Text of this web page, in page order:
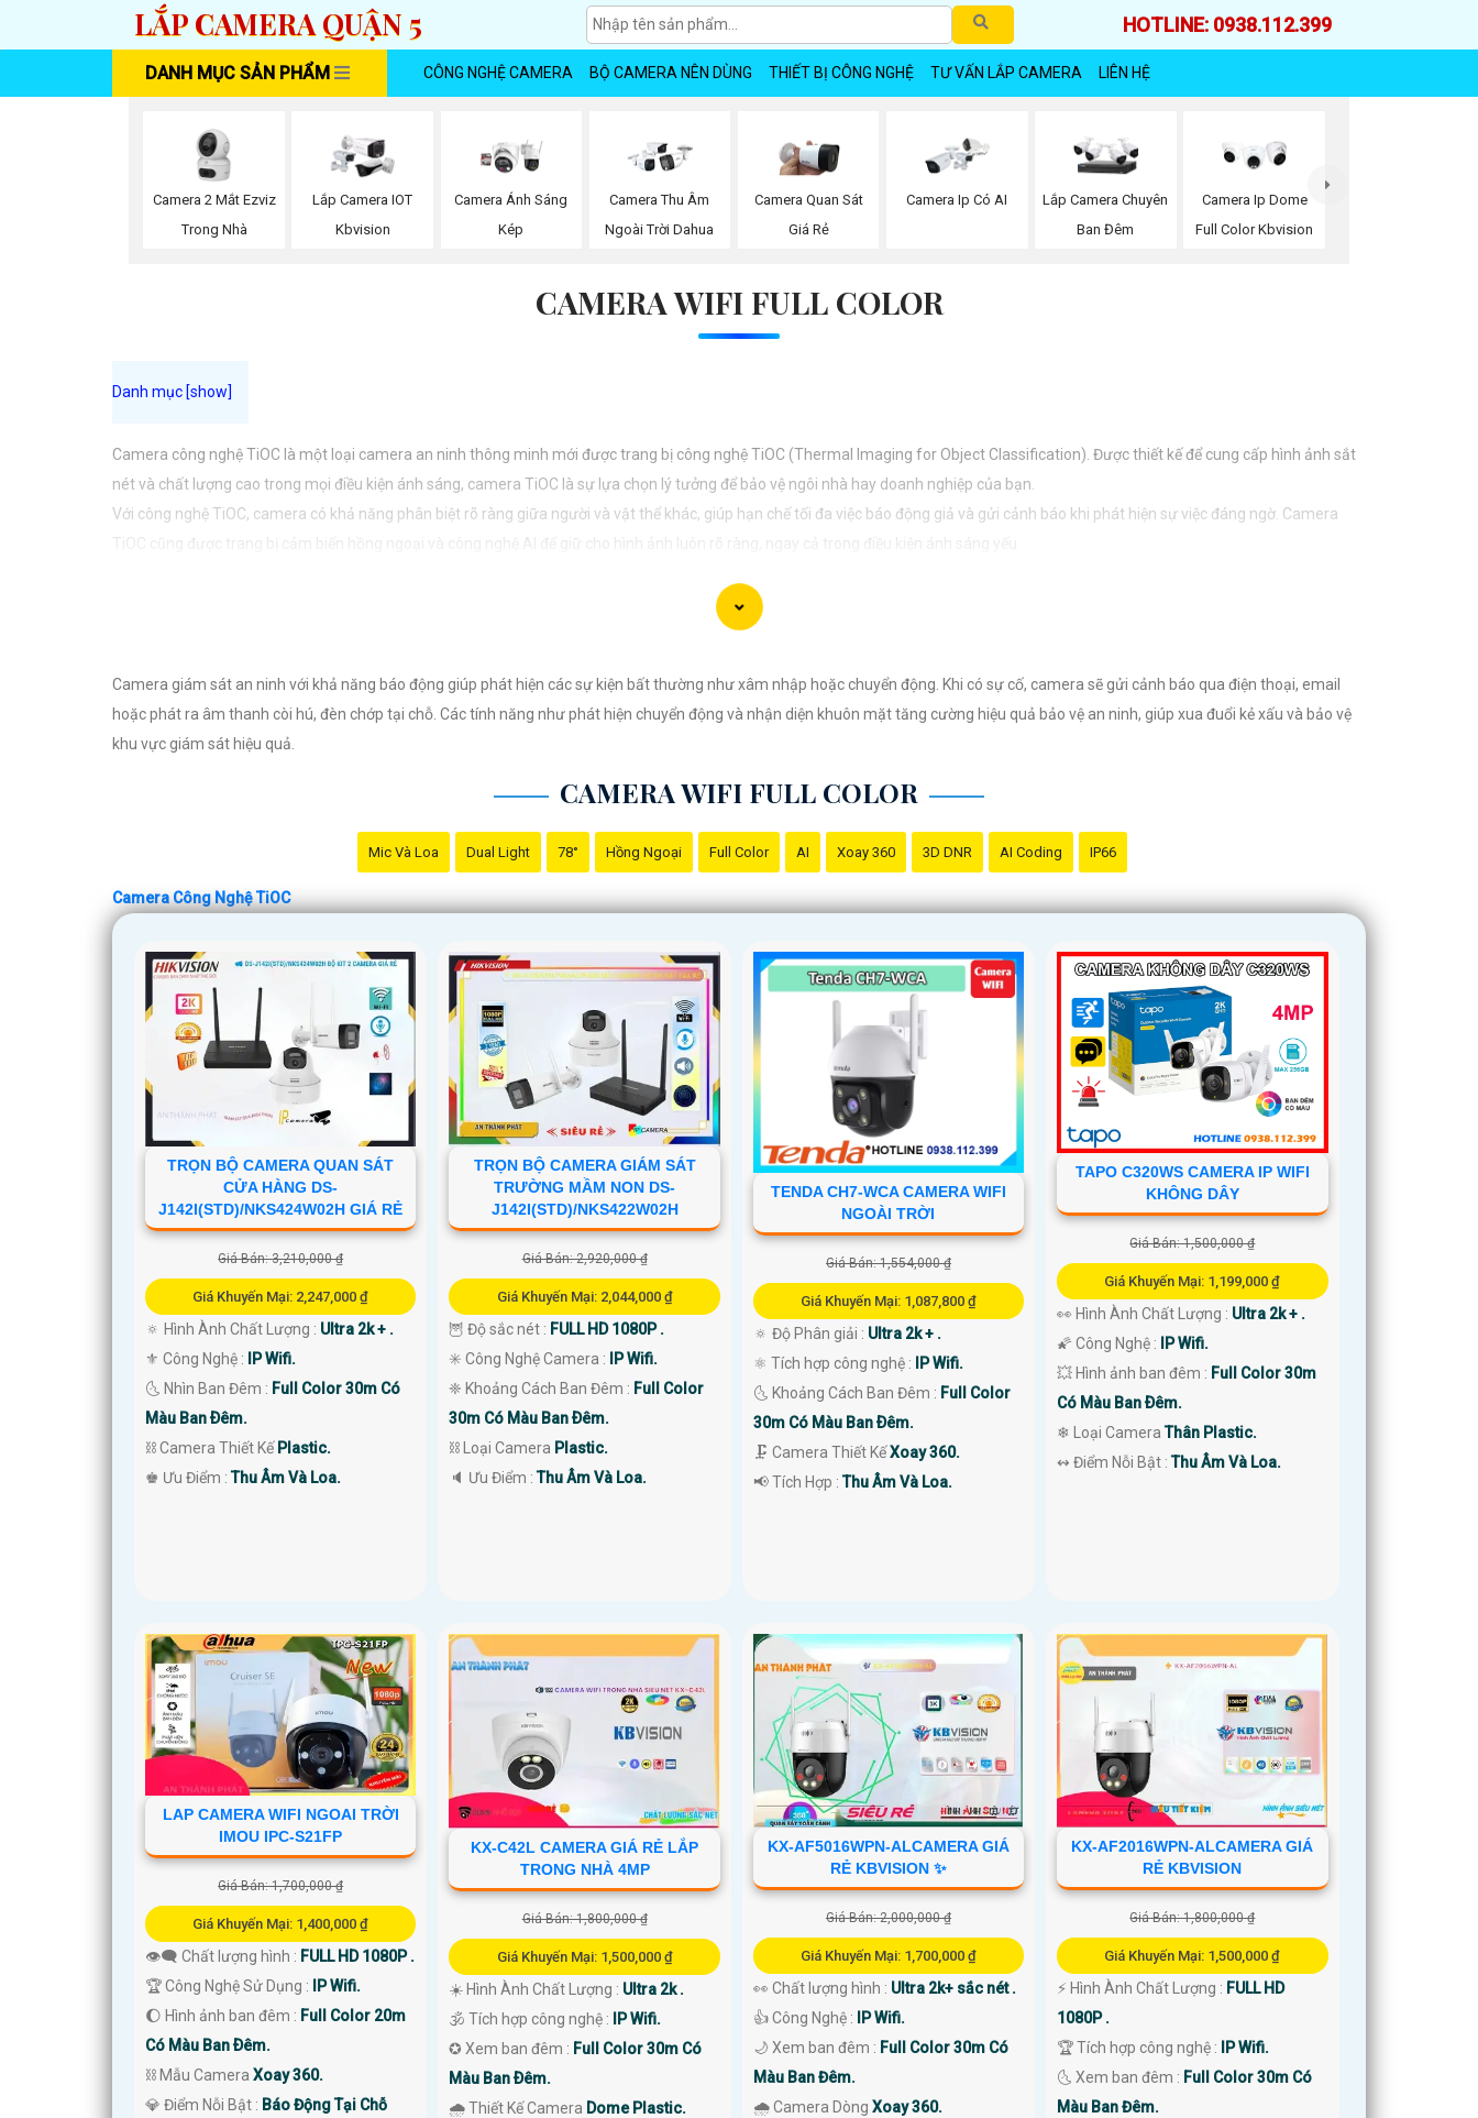
LẮP CAMERA QUẬN 5 HOTLINE: 0938.112.399
DANH MỤC SẢN PHẨM CÔNG NGHỆ CAMERA BỘ CAMERA NÊN DÙNG THIẾT BỊ CÔNG NGHỆ TƯ VẤN LẮP CAMERA LIÊN HỆ
Camera 2 Mắt Ezviz
Trong Nhà
Lắp Camera IOT
Kbvision
Camera Ánh Sáng
Kép
Camera Thu Âm
Ngoài Trời Dahua
Camera Quan Sát
Giá Rẻ
Camera Ip Có AI
Lắp Camera Chuyên
Ban Đêm
Camera Ip Dome
Full Color Kbvision
CAMERA WIFI FULL COLOR
Camera công nghệ TiOC là một loại camera an ninh thông minh mới được trang bị công nghệ TiOC (Thermal Imaging for Object Classification). Được thiết kế để cung cấp hình ảnh sắt
nét và chất lượng cao trong mọi điều kiện ánh sáng, camera TiOC là sự lựa chọn lý tưởng để bảo vệ ngôi nhà hay doanh nghiệp của bạn.
Với công nghệ TiOC, camera có khả năng phân biệt rõ ràng giữa người và vật thể khác, giúp hạn chế tối đa việc báo động giả và gửi cảnh báo khi phát hiện sự việc đáng ngờ. Camera
TiOC cũng được trang bị cảm biến hồng ngoại và công nghệ AI để giữ cho hình ảnh luôn rõ ràng, ngay cả trong điều kiện ánh sáng yếu.
tính năng kết nối mạng thông qua ứng dụng di động cũng giúp bạn dễ dàng kiểm soát và quản lý từ xa mọi thứ một cách thuận tiện.
Camera giám sát an ninh với khả năng báo động giúp phát hiện các sự kiện bất thường như xâm nhập hoặc chuyển động. Khi có sự cố, camera sẽ gửi cảnh báo qua điện thoại, email
hoặc phát ra âm thanh còi hú, đèn chớp tại chỗ. Các tính năng như phát hiện chuyển động và nhận diện khuôn mặt tăng cường hiệu quả bảo vệ an ninh, giúp xua đuổi kẻ xấu và bảo vệ
khu vực giám sát hiệu quả.
CAMERA WIFI FULL COLOR
Mic Và Loa Dual Light 78° Hồng Ngoại Full Color AI Xoay 360 3D DNR AI Coding IP66
Camera Công Nghệ TiOC
TRỌN BỘ CAMERA QUAN SÁT
CỬA HÀNG DS-
J142I(STD)/NKS424W02H GIÁ RẺ
Giá Bán: 3,210,000 ₫
Giá Khuyến Mại: 2,247,000 ₫
🔅 Hình Ành Chất Lượng : Ultra 2k + .
⚜️ Công Nghệ :
IP Wifi.
🌜 Nhìn Ban Đêm : Full Color 30m Có
Màu Ban Ðêm.
⛓ Camera Thiết Kế Plastic.
️♚ Ưu Điểm :Thu Âm Và Loa.
TRỌN BỘ CAMERA GIÁM SÁT
TRƯỜNG MẦM NON DS-
J142I(STD)/NKS422W02H
Giá Bán: 2,920,000 ₫
Giá Khuyến Mại: 2,044,000 ₫
🦉 Độ sắc nét : FULL HD 1080P .
✳️ Công Nghệ Camera :
IP Wifi.
❈ Khoảng Cách Ban Đêm : Full Color
30m Có Màu Ban Ðêm.
⛓ Loại Camera Plastic.
️🔈 Ưu Điểm :Thu Âm Và Loa.
TENDA CH7-WCA CAMERA WIFI
NGOÀI TRỜI
Giá Bán: 1,554,000 ₫
Giá Khuyến Mại: 1,087,800 ₫
🔅 Độ Phân giải : Ultra 2k + .
⚛️ Tích hợp công nghệ :
IP Wifi.
🌜 Khoảng Cách Ban Đêm : Full Color
30m Có Màu Ban Ðêm.
🗜️ Camera Thiết KếXoay 360.
️📢 Tích Hợp :Thu Âm Và Loa.
TAPO C320WS CAMERA IP WIFI
KHÔNG DÂY
Giá Bán: 1,500,000 ₫
Giá Khuyến Mại: 1,199,000 ₫
👀 Hình Ành Chất Lượng : Ultra 2k + .
🌠 Công Nghệ :
IP Wifi.
💥 Hình ảnh ban đêm : Full Color 30m
Có Màu Ban Ðêm.
❄ Loại CameraThân Plastic.
️↭ Điểm Nỗi Bật :Thu Âm Và Loa.
LAP CAMERA WIFI NGOAI TRỜI
IMOU IPC-S21FP
Giá Bán: 1,700,000 ₫
Giá Khuyến Mại: 1,400,000 ₫
👁️‍🗨 Chất lượng hình : FULL HD 1080P .
🏆 Công Nghệ Sử Dụng :
IP Wifi.
🌔 Hình ảnh ban đêm : Full Color 20m
Có Màu Ban Ðêm.
⛓ Mẫu Camera Xoay 360.
️💎 Điểm Nỗi Bật : Báo Động Tại Chỗ
KX-C42L CAMERA GIÁ RẺ LẮP
TRONG NHÀ 4MP
Giá Bán: 1,800,000 ₫
Giá Khuyến Mại: 1,500,000 ₫
☀️ Hình Ành Chất Lượng : Ultra 2k .
🕉️ Tích hợp công nghệ :
IP Wifi.
✪ Xem ban đêm : Full Color 30m Có
Màu Ban Ðêm.
🌧️ Thiết Kế Camera Dome Plastic.
KX-AF5016WPN-ALCAMERA GIÁ
RẺ KBVISION ✨
Giá Bán: 2,000,000 ₫
Giá Khuyến Mại: 1,700,000 ₫
👀 Chất lượng hình : Ultra 2k+ sắc nét .
👍 Công Nghệ :
IP Wifi.
🌙 Xem ban đêm : Full Color 30m Có
Màu Ban Đêm.
🌧️ Camera Dòng Xoay 360.
KX-AF2016WPN-ALCAMERA GIÁ
RẺ KBVISION
Giá Bán: 1,800,000 ₫
Giá Khuyến Mại: 1,500,000 ₫
️⚡ Hình Ành Chất Lượng : FULL HD
1080P .
🏆 Tích hợp công nghệ :
IP Wifi.
🌜 Xem ban đêm : Full Color 30m Có
Màu Ban Đêm.